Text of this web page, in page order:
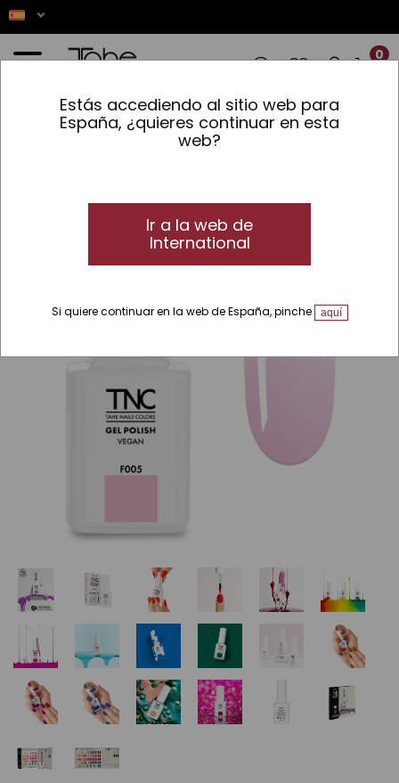
Estás accediendo al sitio web para
España, ¿quieres continuar en esta
web?
Ir a la web de
International
Si quiere continuar en la web de España, pinche aquí
0
LOS PEDIDOS REALIZADOS ENTRE
»Esmalte de uñas semipermanente vegano